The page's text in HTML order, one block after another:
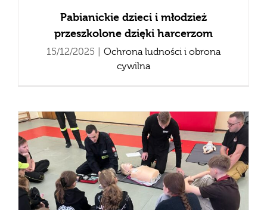
Pabianickie dzieci i młodzież
przeszkolone dzięki harcerzom
15/12/2025
Ochrona ludności i obrona
cywilna